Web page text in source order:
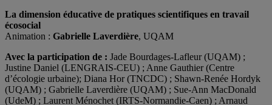
La dimension éducative de pratiques scientifiques en travail
écosocial
Animation : Gabrielle Laverdière, UQAM
Avec la participation de : Jade Bourdages-Lafleur (UQAM) ;
Justine Daniel (LENGRAIS-CEU) ; Anne Gauthier (Centre
d’écologie urbaine); Diana Hor (TNCDC) ; Shawn-Renée Hordyk
(UQAM) ; Gabrielle Laverdière (UQAM) ; Sue-Ann MacDonald
(UdeM) ; Laurent Ménochet (IRTS-Normandie-Caen) ; Arnaud